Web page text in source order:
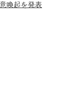
喚起を発表